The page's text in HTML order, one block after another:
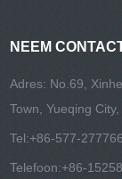
NEEM
Adres: No.69,
Town, Yueqing
Tel:+86-577-
Telefoon:+86-